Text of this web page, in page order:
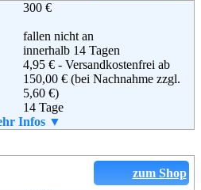
Mirabeau Versand GmbH
Steinstraße 28
88339 Bad Waldsee
0180 5 228410
service@mirabeau.de
AGB
300 €
fallen nicht an
innerhalb 14 Tagen
4,95 € - Versandkostenfrei ab
150,00 € (bei Nachnahme zzgl.
5,60 €)
14 Tage
Ja
Infos ▼
zum Shop